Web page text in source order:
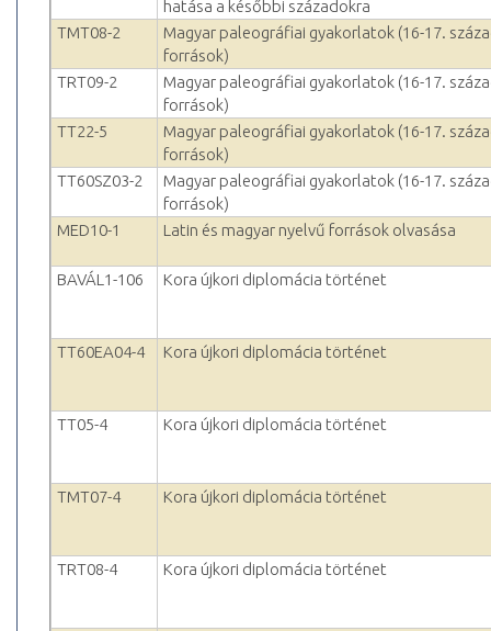
hatása a későbbi századokra
TMT08-2
Magyar paleográfiai gyakorlatok (16-17.
források)
TRT09-2
Magyar paleográfiai gyakorlatok (16-17.
források)
TT22-5
Magyar paleográfiai gyakorlatok (16-17.
források)
TT60SZ03-2
Magyar paleográfiai gyakorlatok (16-17.
források)
MED10-1
Latin és magyar nyelvű források olvasása
BAVÁL1-106 Kora újkori diplomácia történet
TT60EA04-4 Kora újkori diplomácia történet
TT05-4 Kora újkori diplomácia történet
TMT07-4 Kora újkori diplomácia történet
TRT08-4 Kora újkori diplomácia történet